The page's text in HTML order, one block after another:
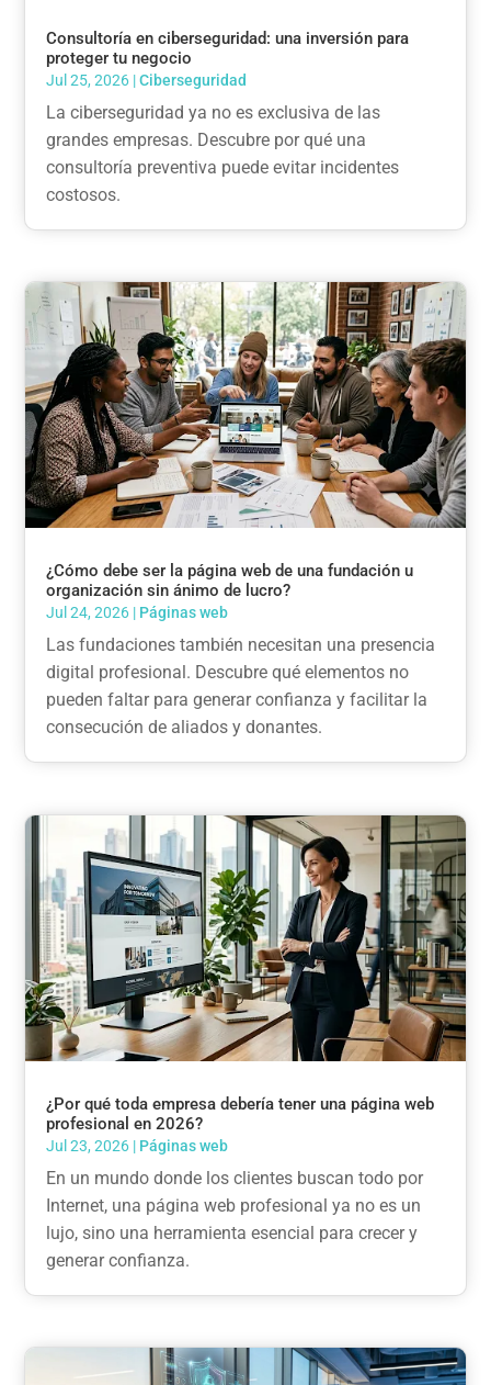
Consultoría en ciberseguridad: una inversión para
proteger tu negocio
Jul 25, 2026 |Ciberseguridad
La ciberseguridad ya no es exclusiva de las
grandes empresas. Descubre por qué una
consultoría preventiva puede evitar incidentes
costosos.
¿Cómo debe ser la página web de una fundación u
organización sin ánimo de lucro?
Jul 24, 2026 | Páginas web
Las fundaciones también necesitan una presencia
digital profesional. Descubre qué elementos no
pueden faltar para generar confianza y facilitar la
consecución de aliados y donantes.
¿Por qué toda empresa debería tener una página web
profesional en 2026?
Jul 23, 2026 | Páginas web
En un mundo donde los clientes buscan todo por
Internet, una página web profesional ya no es un
lujo, sino una herramienta esencial para crecer y
generar confianza.